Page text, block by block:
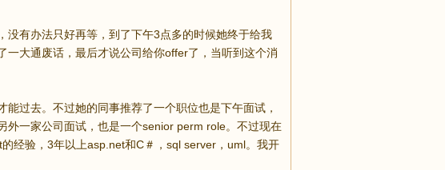
有办法只好再等，到了下午3点多的时候她终于给我
大通废话，最后才说公司给你offer了，当听到这个消
过去。不过她的同事推荐了一个职位也是下午面试，
外一家公司面试，也是一个senior perm role。不过现在
经验，3年以上asp.net和C＃，sql server，uml。我开